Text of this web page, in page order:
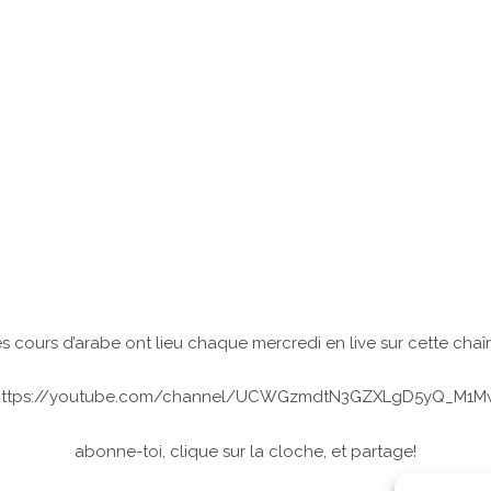
cours d’arabe ont lieu chaque mercredi en live sur cette
youtube.com/channel/
abonne-toi, clique sur la cloche, et partage!